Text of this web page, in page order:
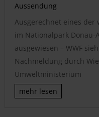
Aussendung
Ausgerechnet eines der
im Nationalpark
ausgewiesen – WWF
Nachmeldung durch
Umweltministerium
mehr lesen